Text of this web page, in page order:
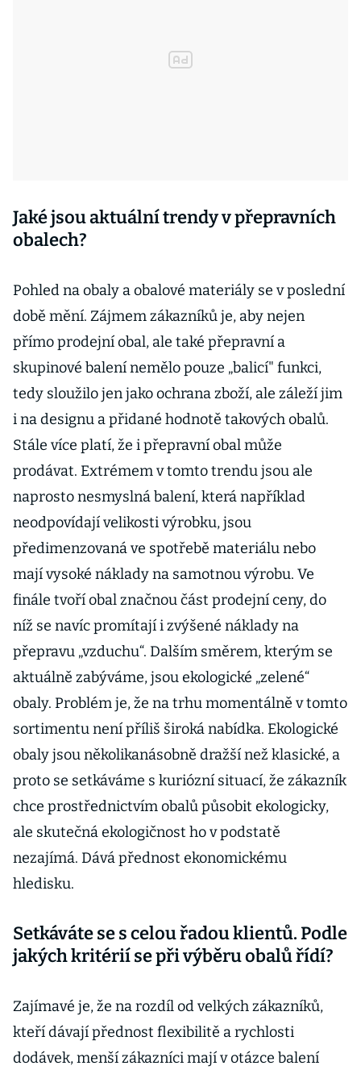
Jaké jsou aktuální trendy v přepravních
obalech?
Pohled na obaly a obalové materiály se v poslední
době mění. Zájmem zákazníků je, aby nejen
přímo prodejní obal, ale také přepravní a
skupinové balení nemělo pouze „balicí" funkci,
tedy sloužilo jen jako ochrana zboží, ale záleží jim
i na designu a přidané hodnotě takových obalů.
Stále více platí, že i přepravní obal může
prodávat. Extrémem v tomto trendu jsou ale
naprosto nesmyslná balení, která například
neodpovídají velikosti výrobku, jsou
předimenzovaná ve spotřebě materiálu nebo
mají vysoké náklady na samotnou výrobu. Ve
finále tvoří obal značnou část prodejní ceny, do
níž se navíc promítají i zvýšené náklady na
přepravu „vzduchu“. Dalším směrem, kterým se
aktuálně zabýváme, jsou ekologické „zelené“
obaly. Problém je, že na trhu momentálně v tomto
sortimentu není příliš široká nabídka. Ekologické
obaly jsou několikanásobně dražší než klasické, a
proto se setkáváme s kuriózní situací, že zákazník
chce prostřednictvím obalů působit ekologicky,
ale skutečná ekologičnost ho v podstatě
nezajímá. Dává přednost ekonomickému
hledisku.
Setkáváte se s celou řadou klientů. Podle
jakých kritérií se při výběru obalů řídí?
Zajímavé je, že na rozdíl od velkých zákazníků,
kteří dávají přednost flexibilitě a rychlosti
dodávek, menší zákazníci mají v otázce balení